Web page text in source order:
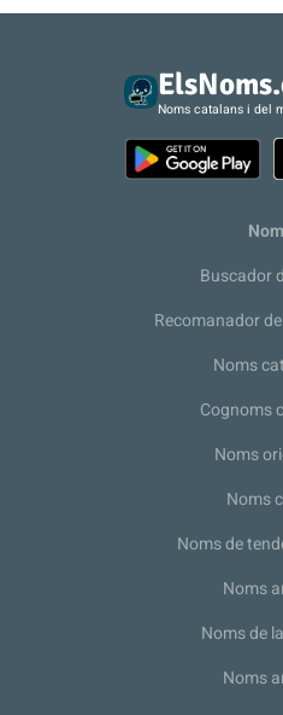
Noms catalans i del
Buscador
Recomanador
Noms
Cognoms
Noms
Noms
Noms de
Noms
Noms de
Noms